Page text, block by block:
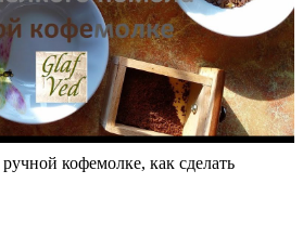
кофемолке, как сделать